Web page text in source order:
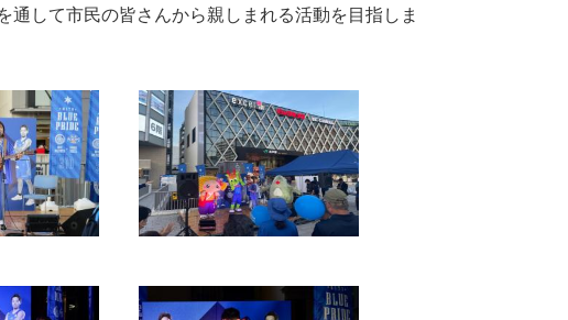
して市民の皆さんから親しまれる活動を目指しま